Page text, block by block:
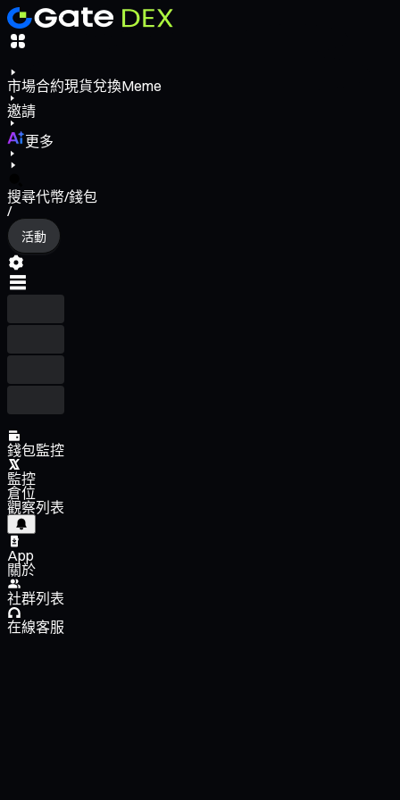
市場合約現貨兌換Meme
邀請
更多
搜尋代幣/錢包
/
活動
錢包監控
監控
倉位
觀察列表
App
關於
社群列表
在線客服